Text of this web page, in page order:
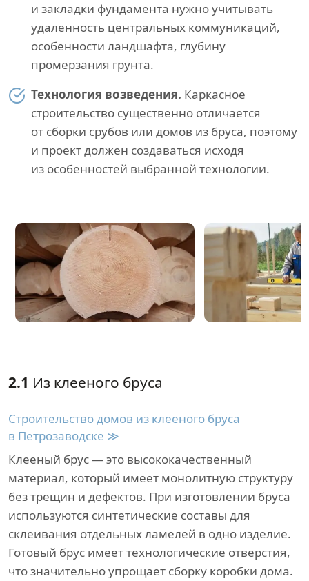
и закладки фундамента нужно учитывать
удаленность центральных коммуникаций,
особенности ландшафта, глубину
промерзания грунта.
Технология возведения. Каркасное
строительство существенно отличается
от сборки срубов или домов из бруса, поэтому
и проект должен создаваться исходя
из особенностей выбранной технологии.
2.1 Из клееного бруса
Строительство домов из клееного бруса
в Петрозаводске ≫
Клееный брус — это высококачественный
материал, который имеет монолитную структуру
без трещин и дефектов. При изготовлении бруса
используются синтетические составы для
склеивания отдельных ламелей в одно изделие.
Готовый брус имеет технологические отверстия,
что значительно упрощает сборку коробки дома.